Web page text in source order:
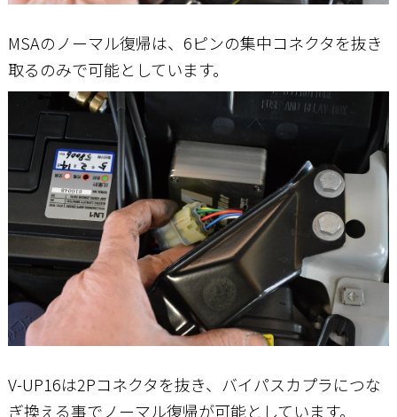
MSAのノーマル復帰は、6ピンの集中コネクタを抜き
取るのみで可能としています。
V-UP16は2Pコネクタを抜き、バイパスカプラにつな
ぎ換える事でノーマル復帰が可能としています。